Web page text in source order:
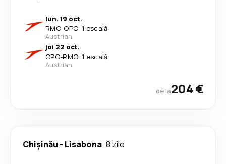
lun. 19 oct.
RMO-OPO· 1 escală
Austrian
joi 22 oct.
OPO-RMO· 1 escală
Austrian
de la204 €
Chișinău - Lisabona 8 zile